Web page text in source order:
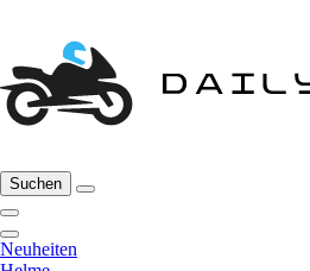
Suchen
Neuheiten